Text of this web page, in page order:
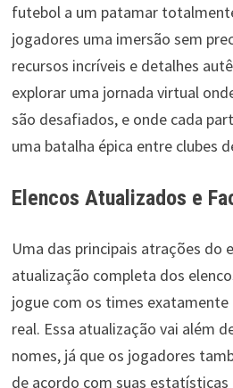
futebol a um patamar
jogadores uma imersão sem
recursos incríveis e detalhes
explorar uma jornada virtual
são desafiados, e onde cada
uma batalha épica entre clubes
Elencos Atualizados e
Uma das principais atrações do
atualização completa dos
jogue com os times
real. Essa atualização vai além
nomes, já que os jogadores
de acordo com suas estatísticas